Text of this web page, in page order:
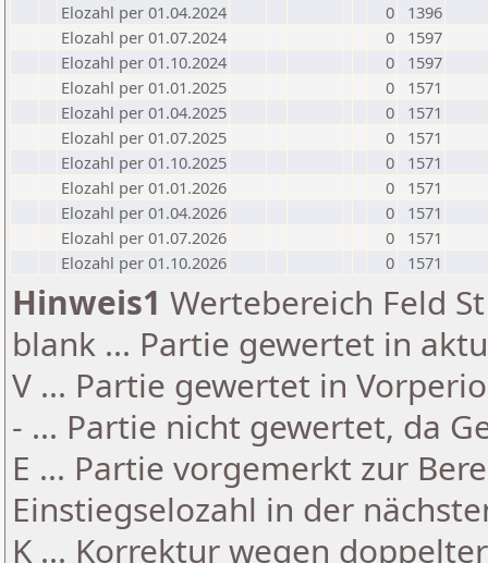
Elozahl per 01.04.2024
0
1396
Elozahl per 01.07.2024
0
1597
Elozahl per 01.10.2024
0
1597
Elozahl per 01.01.2025
0
1571
Elozahl per 01.04.2025
0
1571
Elozahl per 01.07.2025
0
1571
Elozahl per 01.10.2025
0
1571
Elozahl per 01.01.2026
0
1571
Elozahl per 01.04.2026
0
1571
Elozahl per 01.07.2026
0
1571
Elozahl per 01.10.2026
0 1571
Hinweis1 Wertebereich Feld
blank ... Partie gewertet in
V ... Partie gewertet in
- ... Partie nicht gewertet, da
E ... Partie vorgemerkt zur
Einstiegselozahl in der
K ... Korrektur wegen